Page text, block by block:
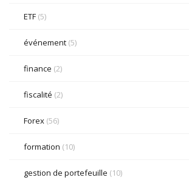
ETF (5)
événement (5)
finance (2)
fiscalité (2)
Forex (56)
formation (10)
gestion de portefeuille (10)